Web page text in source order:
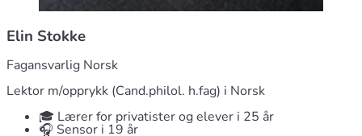
Elin Stokke
Fagansvarlig Norsk
Lektor m/opprykk (Cand.philol. h.fag) i Norsk
🎓 Lærer for privatister og elever i 25 år
🎧 Sensor i 19 år